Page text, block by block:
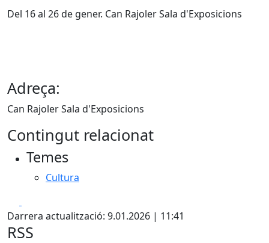
Del 16 al 26 de gener. Can Rajoler Sala d'Exposicions
Adreça:
Can Rajoler Sala d'Exposicions
Contingut relacionat
Temes
Cultura
Darrera actualització: 9.01.2026 | 11:41
RSS